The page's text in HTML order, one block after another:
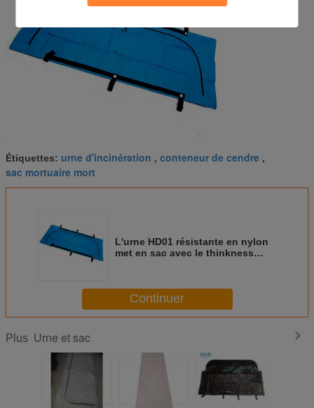
Étiquettes: urne d'incinération , conteneur de cendre ,
sac mortuaire mort
L'urne HD01 résistante en nylon
met en sac avec le thinkness
Continuer
Plus Urne et sac